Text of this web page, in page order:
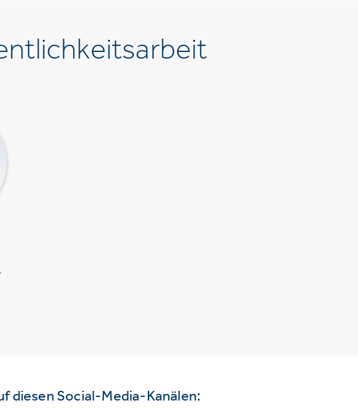
diesen Social-Media-Kanälen: